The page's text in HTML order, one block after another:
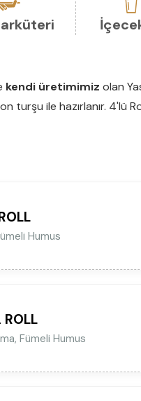
kendi üretimimiz olan
turşu ile hazırlanır. 4'lü
Humus
ROLL
Fümeli Humus